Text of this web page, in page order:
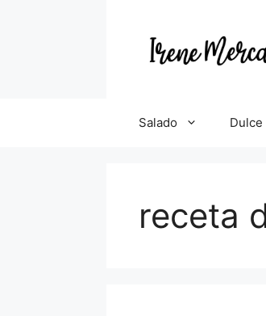
Salado Dulce
receta